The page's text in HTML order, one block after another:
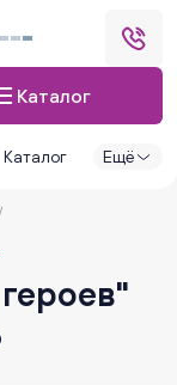
Каталог
Каталог Ещё
/